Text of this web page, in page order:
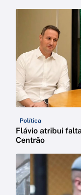
Política
Flávio atribui
Centrão